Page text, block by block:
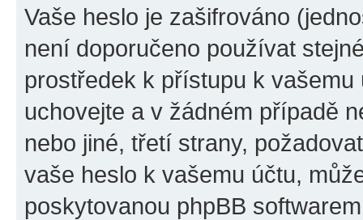
Vaše heslo je zašifrováno
není doporučeno používat
prostředek k přístupu k vašemu
uchovejte a v žádném případě
nebo jiné, třetí strany,
vaše heslo k vašemu účtu,
poskytovanou phpBB